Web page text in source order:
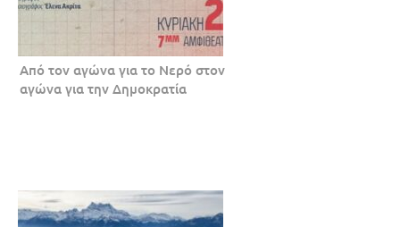
Από τον αγώνα για το Νερό στον
αγώνα για την Δημοκρατία